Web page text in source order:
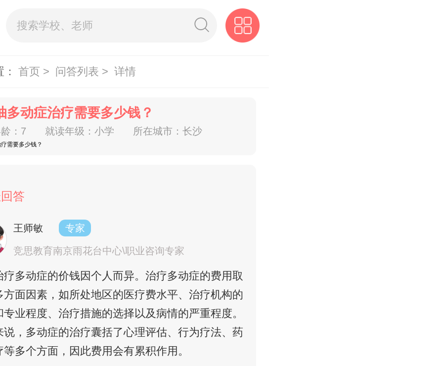
首页 > 问答列表 > 详情
多动症治疗需要多少钱？
：7 就读年级：小学 所在城市：长沙
需要多少钱？
答
王师敏 专家
竞思教育南京雨花台中心\职业咨询专家
疗多动症的价钱因个人而异。治疗多动症的费用取
方面因素，如所处地区的医疗费水平、治疗机构的
专业程度、治疗措施的选择以及病情的严重程度。
说，多动症的治疗囊括了心理评估、行为疗法、药
等多个方面，因此费用会有累积作用。